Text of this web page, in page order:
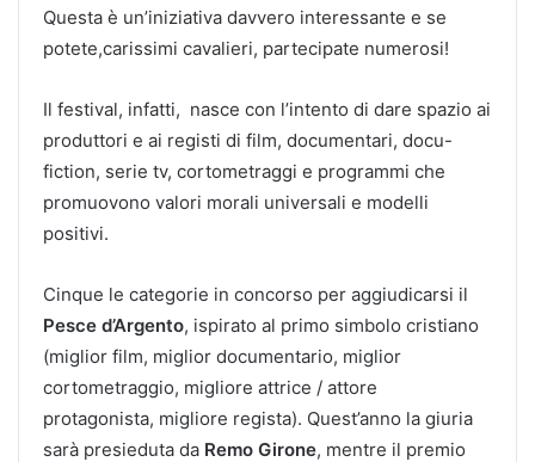
Questa è un’iniziativa davvero interessante e se
potete,carissimi cavalieri, partecipate numerosi!
Il festival, infatti, nasce con l’intento di dare spazio ai
produttori e ai registi di film, documentari, docu-
fiction, serie tv, cortometraggi e programmi che
promuovono valori morali universali e modelli
positivi.
Cinque le categorie in concorso per aggiudicarsi il
Pesce d’Argento, ispirato al primo simbolo cristiano
(miglior film, miglior documentario, miglior
cortometraggio, migliore attrice / attore
protagonista, migliore regista). Quest’anno la giuria
sarà presieduta da Remo Girone, mentre il premio